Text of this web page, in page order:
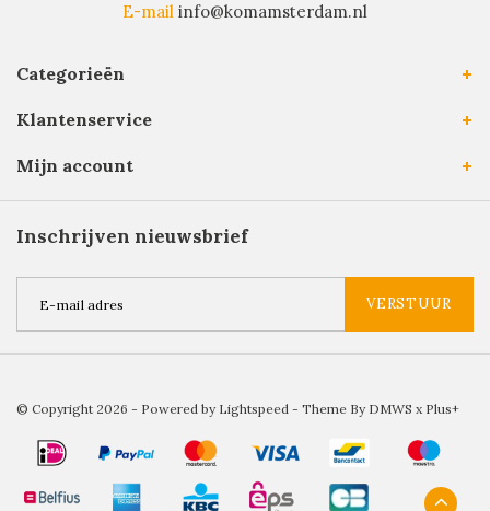
E-mail info@komamsterdam.nl
Categorieën
Klantenservice
Mijn account
Inschrijven nieuwsbrief
VERSTUUR
© Copyright 2026 - Powered by Lightspeed - Theme By DMWS x Plus+